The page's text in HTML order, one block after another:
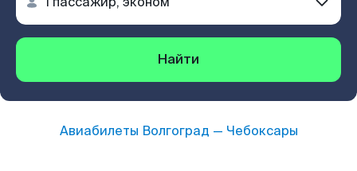
Найти
Авиабилеты Волгоград — Чебоксары